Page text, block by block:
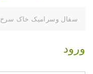
سفال وسرامیک خاک سرخ
ورود